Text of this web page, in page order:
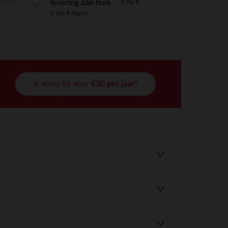
aan te passen en te beheren, en zorgt ervoor dat aan
levering aan huis 7,90 €
2 tot 4 dagen
Ik word lid voor €30 per jaar*